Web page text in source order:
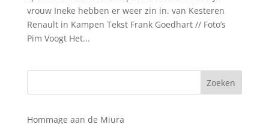
vrouw Ineke hebben er weer zin in. van Kesteren
Renault in Kampen Tekst Frank Goedhart // Foto’s
Pim Voogt Het...
Hommage aan de Miura